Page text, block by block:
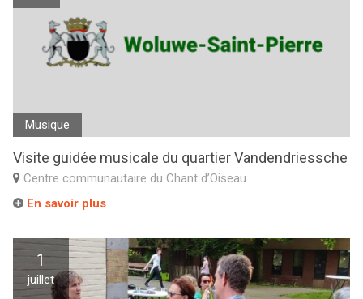
Musique
Visite guidée musicale du quartier Vandendriessche
Centre communautaire du Chant d’Oiseau
En savoir plus
1
juillet